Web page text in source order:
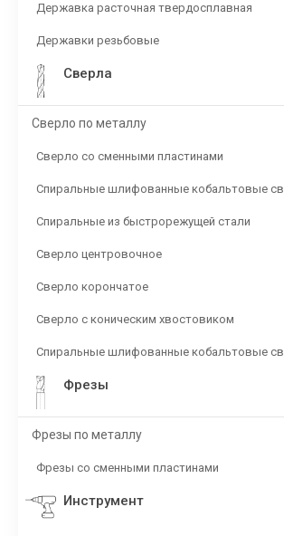
Державка расточная твердосплавная
Державки резьбовые
Сверла
Сверло по металлу
Сверло со сменными пластинами
Спиральные шлифованные кобальтовые
Спиральные из быстрорежущей стали
Сверло центровочное
Сверло корончатое
Сверло с коническим хвостовиком
Спиральные шлифованные кобальтовые
Фрезы
Фрезы по металлу
Фрезы со сменными пластинами
Инструмент